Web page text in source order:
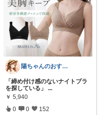
陽ちゃんのおすすめROOM
「締め付け感のないナイトブラ
を探している」
...
￥ 5,940
0 0 152